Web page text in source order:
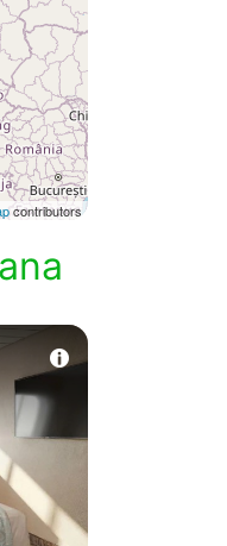
contributors